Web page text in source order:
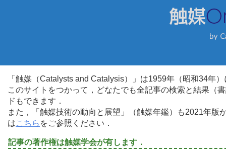
「触媒（Catalysts and Catalysis）」は1959年（昭和34年
このサイトをつかって，どなたでも全記事の検索と結果（
ドもできます．
また，「触媒技術の動向と展望」（触媒年鑑）も2021年
はこちら をご参照ください．
記事の著作権は触媒学会が有します．